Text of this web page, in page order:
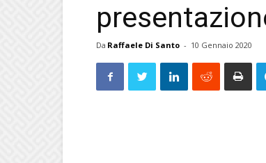
Da Raffaele Di Santo - 10 Gennaio 2020